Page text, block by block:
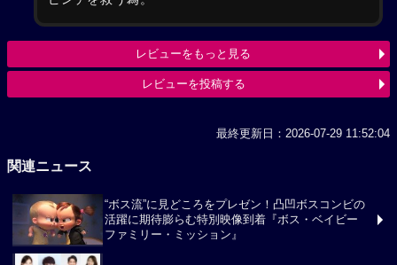
レビューをもっと見る
レビューを投稿する
最終更新日：2026-07-29 11:52:04
関連ニュース
“ボス流”に見どころをプレゼン！凸凹ボスコンビの
活躍に期待膨らむ特別映像到着『ボス・ベイビー
ファミリー・ミッション』